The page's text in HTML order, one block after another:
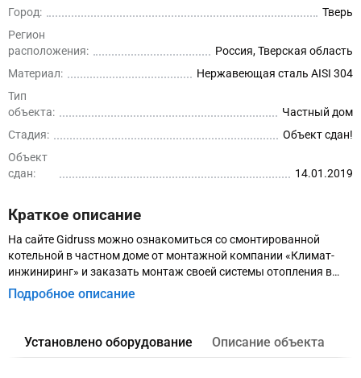
Город:
Тверь
Регион
расположения:
Россия, Тверская область
Материал:
Нержавеющая сталь AISI 304
Тип
объекта:
Частный дом
Стадия:
Объект сдан!
Объект
сдан:
14.01.2019
Краткое описание
На сайте Gidruss можно ознакомиться со смонтированной
котельной в частном доме от монтажной компании «Климат-
инжиниринг» и заказать монтаж своей системы отопления в
Твери.
Подробное описание
Установлено оборудование Описание объекта